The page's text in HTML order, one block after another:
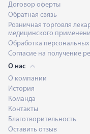
Договор оферты
Обратная связь
Розничная торговля
медицинского
Обработка
Согласие на получение
О нас
О компании
История
Команда
Контакты
Благотворительность
Оставить отзыв